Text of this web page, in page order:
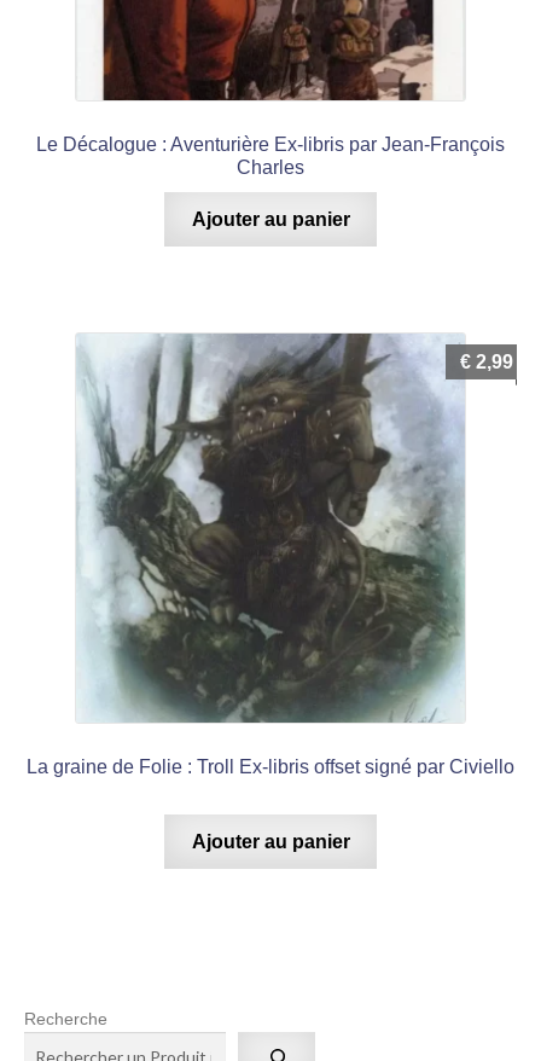
Le Décalogue : Aventurière Ex-libris par Jean-François
Charles
Ajouter au panier
La graine de Folie : Troll Ex-libris offset signé par Civiello
€ 2,99
Ajouter au panier
Recherche